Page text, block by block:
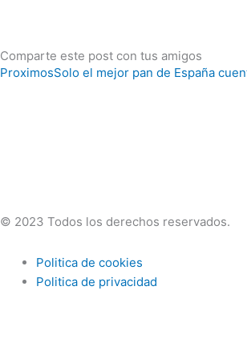
Comparte este post con tus amigos
ProximosSolo el mejor pan de España
© 2023 Todos los derechos reservados.
Politica de cookies
Politica de privacidad